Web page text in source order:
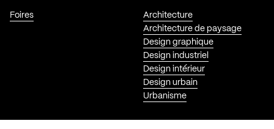
Foires
Architecture
Architecture de paysage
Design graphique
Design industriel
Design intérieur
Design urbain
Urbanisme